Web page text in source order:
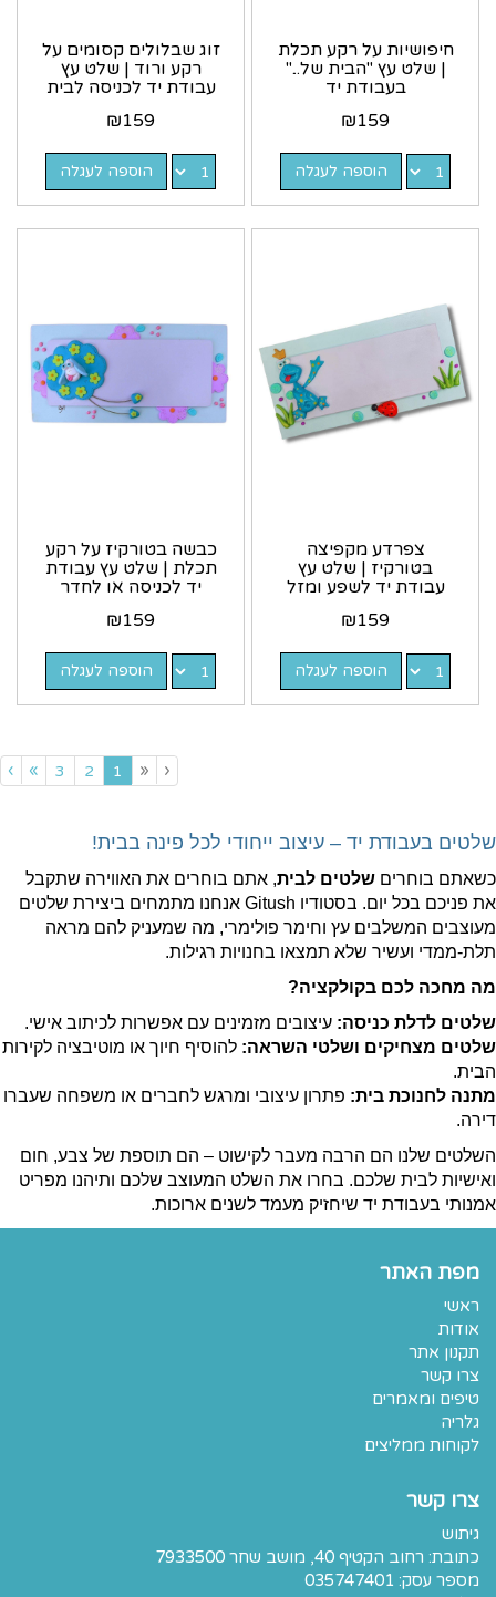
חיפושיות על רקע תכלת
| שלט עץ "הבית של..."
בעבודת יד
₪159
הוספה לעגלה
זוג שבלולים קסומים על
רקע ורוד | שלט עץ
עבודת יד לכניסה לבית
₪159
הוספה לעגלה
צפרדע מקפיצה
בטורקיז | שלט עץ
עבודת יד לשפע ומזל
₪159
הוספה לעגלה
כבשה בטורקיז על רקע
תכלת | שלט עץ עבודת
יד לכניסה או לחדר
₪159
הוספה לעגלה
‹
«
1
2
3
»
›
שלטים בעבודת יד – עיצוב ייחודי לכל פינה בבית!
כשאתם בוחרים שלטים לבית, אתם בוחרים את האווירה שתקבל
את פניכם בכל יום. בסטודיו Gitush אנחנו מתמחים ביצירת שלטים
מעוצבים המשלבים עץ וחימר פולימרי, מה שמעניק להם מראה
תלת-ממדי ועשיר שלא תמצאו בחנויות רגילות.
מה מחכה לכם בקולקציה?
שלטים לדלת כניסה: עיצובים מזמינים עם אפשרות לכיתוב אישי.
שלטים מצחיקים ושלטי השראה: להוסיף חיוך או מוטיבציה לקירות
הבית.
מתנה לחנוכת בית: פתרון עיצובי ומרגש לחברים או משפחה שעברו
דירה.
השלטים שלנו הם הרבה מעבר לקישוט – הם תוספת של צבע, חום
ואישיות לבית שלכם. בחרו את השלט המעוצב שלכם ותיהנו מפריט
אמנותי בעבודת יד שיחזיק מעמד לשנים ארוכות.
מפת האתר
ראשי
אודות
תקנון אתר
צרו קשר
טיפים ומאמרים
גלריה
לקוחות ממליצים
צרו קשר
גיתוש
כתובת: רחוב הקטיף 40, מושב שחר 7933500
מספר עסק: 035747401